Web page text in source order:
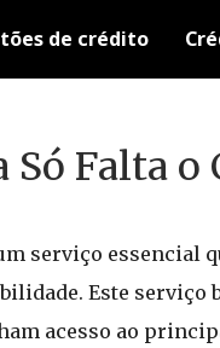
de crédito
Só Falta o
serviço essencial
Este serviço
acesso ao